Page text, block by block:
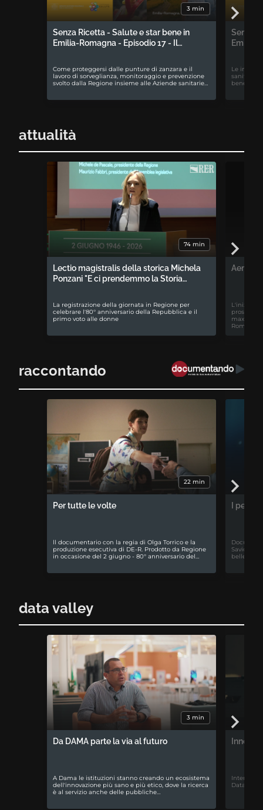
3 min
Senza Ricetta - Salute e star bene in
Emilia-Romagna - Episodio 17 - Il…
Come proteggersi dalle punture di zanzara e il
lavoro di sorveglianza, monitoraggio e prevenzione
svolto dalla Regione insieme alle Aziende sanitarie…
Senza
Emilia-
Le
sanitari
attualità
74 min
Lectio magistralis della storica Michela
Ponzani "E ci prendemmo la Storia…
La registrazione della giornata in Regione per
celebrare l'80° anniversario della Repubblica e il
primo voto alle donne
Aemilia
Romagna
raccontando
22 min
Per tutte le volte
ll documentario con la regia di Olga Torrico e la
produzione esecutiva di DE-R. Prodotto da Regione
in occasione del 2 giugno - 80° anniversario del…
I
Savio. La
bellezza
data valley
3 min
Da DAMA parte la via al futuro
A Dama le istituzioni stanno creando un ecosistema
dell'innovazione più sano e più etico, dove la ricerca
è al servizio anche delle pubbliche…
Intervista
Data